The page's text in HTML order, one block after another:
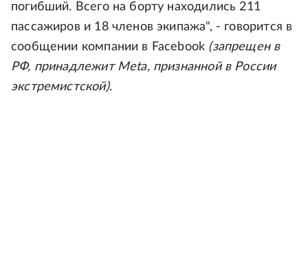
погибший. Всего на борту находились 211
пассажиров и 18 членов экипажа", - говорится в
сообщении компании в Facebook (запрещен в
РФ, принадлежит Meta, признанной в России
экстремистской).